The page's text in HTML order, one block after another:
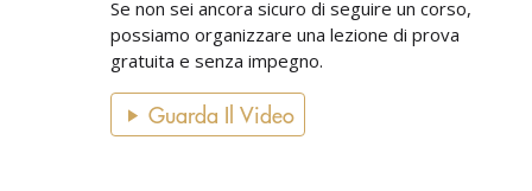
Se non sei ancora sicuro di seguire un corso,
possiamo organizzare una lezione di prova
gratuita e senza impegno.
Guarda Il Video